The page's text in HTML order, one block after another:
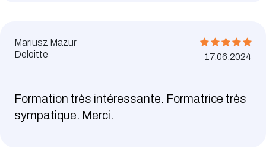
Mariusz Mazur
Deloitte
17.06.2024
Formation très intéressante. Formatrice très
sympatique. Merci.